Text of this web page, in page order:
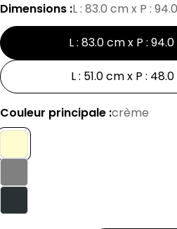
Dimensions :L : 83.0 cm x P :
L : 83.0 cm x P :
L : 51.0 cm x P :
Couleur principale :crème